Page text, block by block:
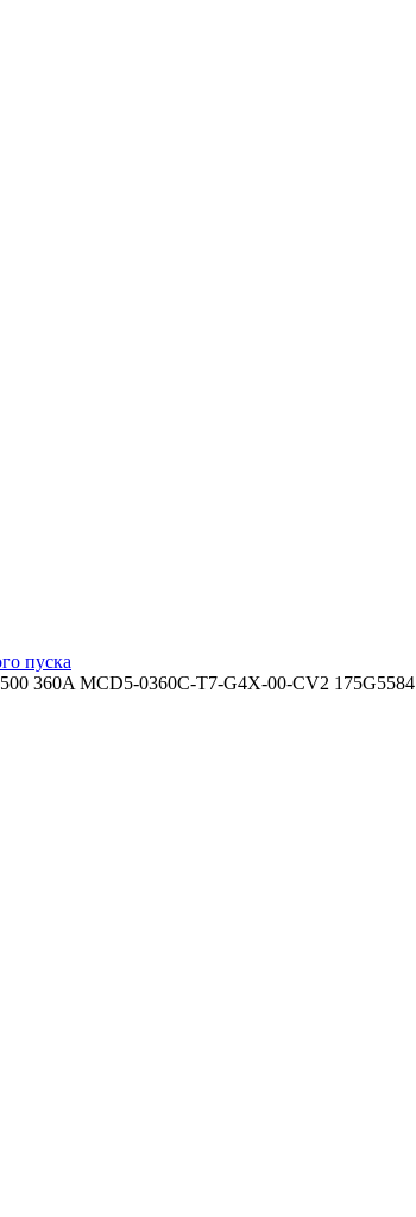
пуска
360A MCD5-0360C-T7-G4X-00-CV2 175G5584